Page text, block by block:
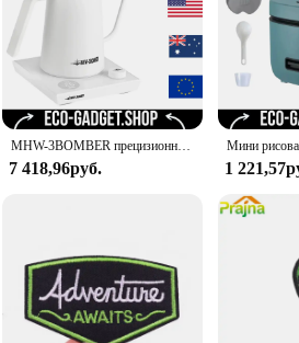
is designed with both in mind. The utensils
a reliable choice for both professional and
enjoyable cooking experience. Whether
that it will be a staple in your kitchen for
MHW-3BOMBER прецизионный температурный Электрический чайник с гусиной шеей, 1200 Вт, нержавеющая сталь, наполнитель, кофейник, домашние кухонные аксессуары
7 418,96руб. 1